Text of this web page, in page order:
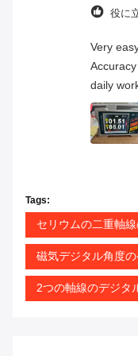
役に
Very
daily
Tags:
セリウムの二重軸
磁気デジタル角度
2つの軸線のデジタ